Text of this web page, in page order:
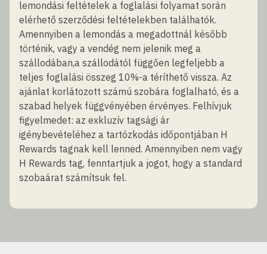
lemondási feltételek a foglalási folyamat során
elérhető szerződési feltételekben találhatók.
Amennyiben a lemondás a megadottnál később
történik, vagy a vendég nem jelenik meg a
szállodában,a szállodától függően legfeljebb a
teljes foglalási összeg 10%-a téríthető vissza. Az
ajánlat korlátozott számú szobára foglalható, és a
szabad helyek függvényében érvényes. Felhívjuk
figyelmedet: az exkluzív tagsági ár
igénybevételéhez a tartózkodás időpontjában H
Rewards tagnak kell lenned. Amennyiben nem vagy
H Rewards tag, fenntartjuk a jogot, hogy a standard
szobaárat számítsuk fel.